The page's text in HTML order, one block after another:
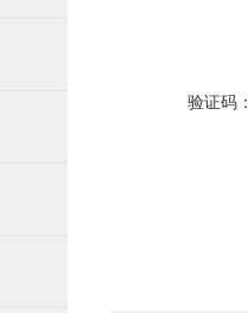
验证码：